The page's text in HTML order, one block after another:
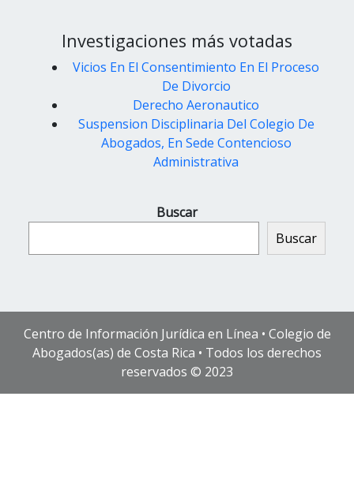
Investigaciones más votadas
Vicios En El Consentimiento En El Proceso
De Divorcio
Derecho Aeronautico
Suspension Disciplinaria Del Colegio De
Abogados, En Sede Contencioso
Administrativa
Buscar
Buscar
Centro de Información Jurídica en Línea • Colegio de
Abogados(as) de Costa Rica • Todos los derechos
reservados © 2023